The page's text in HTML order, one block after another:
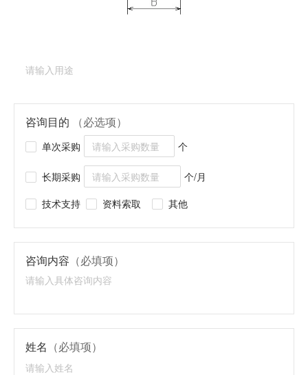
深沟球轴承（基本型）产品型号：
咨询目的 （必选项）
单次采购 个
长期采购
个/月
技术支持
资料索取 其他
咨询内容 （必填项）
姓名 （必填项）